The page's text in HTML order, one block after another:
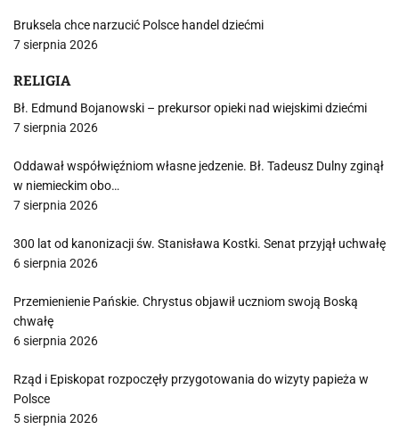
Bruksela chce narzucić Polsce handel dziećmi
7 sierpnia 2026
RELIGIA
Bł. Edmund Bojanowski – prekursor opieki nad wiejskimi dziećmi
7 sierpnia 2026
Oddawał współwięźniom własne jedzenie. Bł. Tadeusz Dulny zginął
w niemieckim obo…
7 sierpnia 2026
300 lat od kanonizacji św. Stanisława Kostki. Senat przyjął uchwałę
6 sierpnia 2026
Przemienienie Pańskie. Chrystus objawił uczniom swoją Boską
chwałę
6 sierpnia 2026
Rząd i Episkopat rozpoczęły przygotowania do wizyty papieża w
Polsce
5 sierpnia 2026